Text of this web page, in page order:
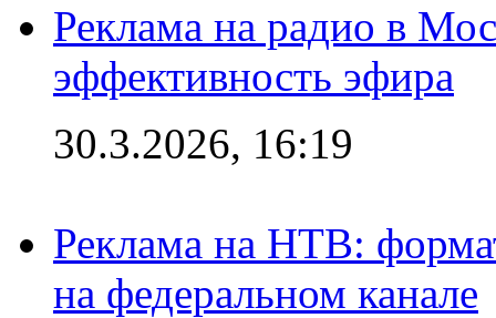
Реклама на радио в
эффективность эфира
30.3.2026, 16:19
Реклама на НТВ:
на федеральном канале